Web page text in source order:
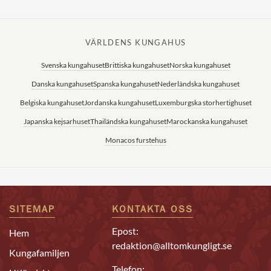
VÄRLDENS KUNGAHUS
Svenska kungahusetBrittiska kungahusetNorska kungahuset
Danska kungahusetSpanska kungahusetNederländska kungahuset
Belgiska kungahusetJordanska kungahusetLuxemburgska storhertighuset
Japanska kejsarhusetThailändska kungahusetMarockanska kungahuset
Monacos furstehus
SITEMAP
Hem
Kungafamiljen
KONTAKTA OSS
Epost:
redaktion@alltomkungligt.se